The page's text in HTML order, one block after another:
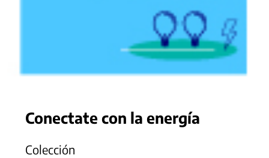
Conectate con la energía
Colección